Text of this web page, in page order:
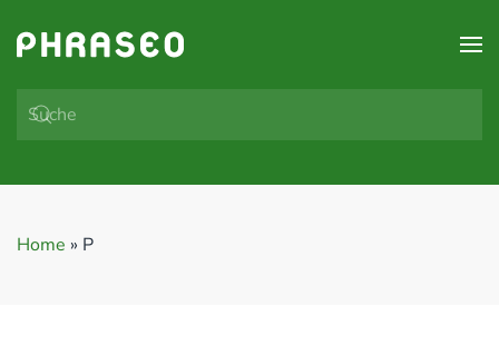
Zum Hauptinhalt springen
Home » P